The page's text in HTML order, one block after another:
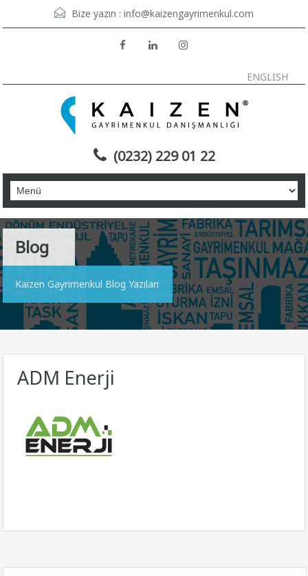
Bize yazın : info@kaizengayrimenkul.com
ENGLISH
(0232) 229 01 22
Blog
Kaizen Gayrimenkul Blog Yazıları
ADM Enerji